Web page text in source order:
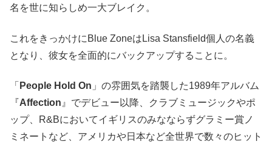
名を世に知らしめ一大ブレイク。
これをきっかけにBlue ZoneはLisa Stansfield個人の名義
となり、彼女を全面的にバックアップすることに。
「 People Hold On 」の雰囲気を踏襲した1989年アルバム
『Affection 』でデビュー以降、クラブミュージックやポ
ップ、R&Bにおいてイギリスのみなならずグラミー賞ノ
ミネートなど、アメリカや日本など全世界で数々のヒット